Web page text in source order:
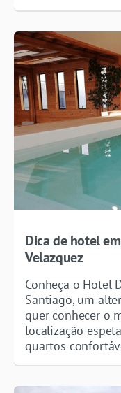
Dica de hotel
Velazquez
Conheça o Hotel
Santiago, um
quer conhecer o
localização
quartos